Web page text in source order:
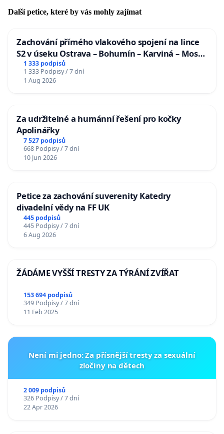
Další petice, které by vás mohly zajímat
Zachování přímého vlakového spojení na lince
S2 v úseku Ostrava – Bohumín – Karviná – Mosty
u Jablunkova
1 333 podpisů
1 333 Podpisy / 7 dní
1 Aug 2026
Za udržitelné a humánní řešení pro kočky
Apolinářky
7 527 podpisů
668 Podpisy / 7 dní
10 Jun 2026
Petice za zachování suverenity Katedry
divadelní vědy na FF UK
445 podpisů
445 Podpisy / 7 dní
6 Aug 2026
ŽÁDÁME VYŠŠÍ TRESTY ZA TÝRÁNÍ ZVÍŘAT
153 694 podpisů
349 Podpisy / 7 dní
11 Feb 2025
Není mi jedno: Za přísnější tresty za sexuální
zločiny na dětech
2 009 podpisů
326 Podpisy / 7 dní
22 Apr 2026